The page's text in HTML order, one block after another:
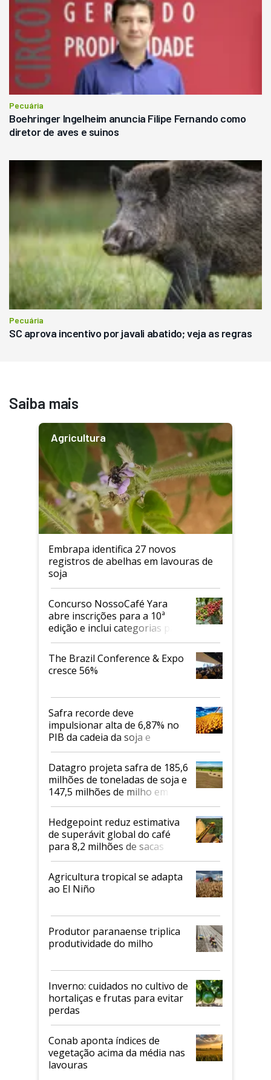
Pecuária
Boehringer Ingelheim anuncia Filipe Fernando como
diretor de aves e suinos
Pecuária
SC aprova incentivo por javali abatido; veja as regras
Saiba mais
Agricultura
Embrapa identifica 27 novos
registros de abelhas em lavouras de
soja
Concurso NossoCafé Yara
abre inscrições para a 10ª
edição e inclui categorias para
cafés Canephora
The Brazil Conference & Expo
cresce 56%
Safra recorde deve
impulsionar alta de 6,87% no
PIB da cadeia da soja e
biodiesel em 2026
Datagro projeta safra de 185,6
milhões de toneladas de soja e
147,5 milhões de milho em
2026/27
Hedgepoint reduz estimativa
de superávit global do café
para 8,2 milhões de sacas
Agricultura tropical se adapta
ao El Niño
Produtor paranaense triplica
produtividade do milho
Inverno: cuidados no cultivo de
hortaliças e frutas para evitar
perdas
Conab aponta índices de
vegetação acima da média nas
lavouras